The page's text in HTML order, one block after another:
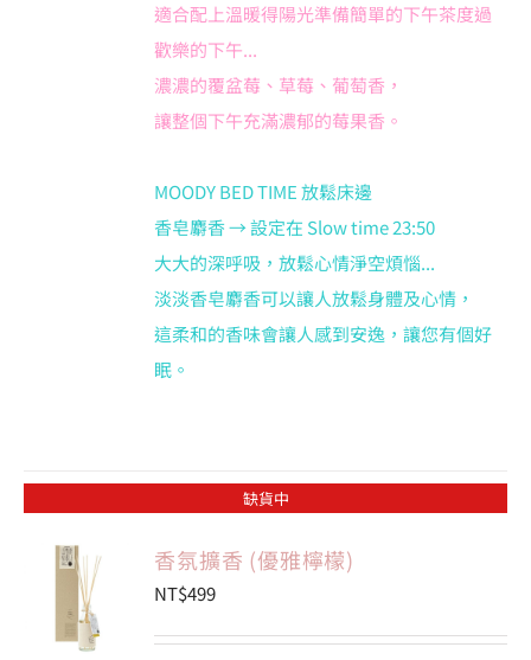
適合配上溫暖得陽光準備簡單的下午茶度過
歡樂的下午...
濃濃的覆盆莓、草莓、葡萄香，
讓整個下午充滿濃郁的莓果香。
MOODY BED TIME 放鬆床邊
香皂麝香 → 設定在 Slow time 23:50
大大的深呼吸，放鬆心情淨空煩惱...
淡淡香皂麝香可以讓人放鬆身體及心情，
這柔和的香味會讓人感到安逸，讓您有個好
眠。
缺貨中
香氛擴香 (優雅檸檬)
NT$499